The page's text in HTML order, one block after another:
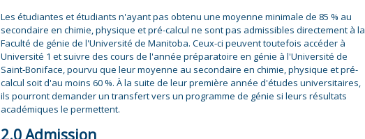
Les étudiantes et étudiants n'ayant pas obtenu une moyenne minimale de 85 % au
secondaire en chimie, physique et pré-calcul ne sont pas admissibles directement à la
Faculté de génie de l'Université de Manitoba. Ceux-ci peuvent toutefois accéder à
Université 1 et suivre des cours de l'année préparatoire en génie à l'Université de
Saint‑Boniface, pourvu que leur moyenne au secondaire en chimie, physique et pré-
calcul soit d'au moins 60 %. À la suite de leur première année d'études universitaires,
ils pourront demander un transfert vers un programme de génie si leurs résultats
académiques le permettent.
2.0 Admission